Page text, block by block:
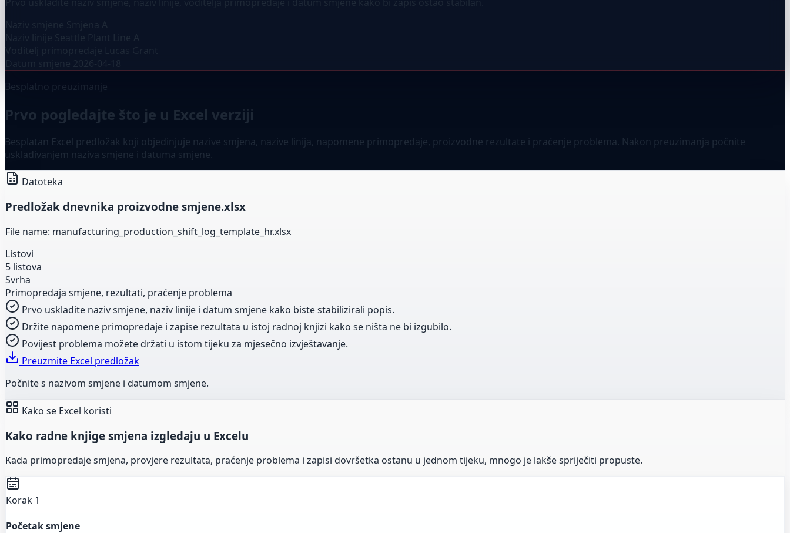
Naziv smjene
Smjena A
Naziv linije
Seattle Plant Line A
Voditelj primopredaje
Lucas Grant
Datum smjene 2026-04-18
Besplatno preuzimanje
Prvo pogledajte što je u Excel verziji
Besplatan Excel predložak koji objedinjuje nazive smjena, nazive linija, napomene primopredaje, proizvodne rezultate i praćenje problema. Nakon preuzimanja počnite
usklađivanjem naziva smjene i datuma smjene.
Datoteka
Predložak dnevnika proizvodne smjene.xlsx
File name: manufacturing_production_shift_log_template_hr.xlsx
Listovi
5 listova
Svrha
Primopredaja smjene, rezultati, praćenje problema
Prvo uskladite naziv smjene, naziv linije i datum smjene kako biste stabilizirali popis.
Držite napomene primopredaje i zapise rezultata u istoj radnoj knjizi kako se ništa ne bi izgubilo.
Povijest problema možete držati u istom tijeku za mjesečno izvještavanje.
Preuzmite Excel predložak
Počnite s nazivom smjene i datumom smjene.
Kako se Excel koristi
Kako radne knjige smjena izgledaju u Excelu
Kada primopredaje smjena, provjere rezultata, praćenje problema i zapisi dovršetka ostanu u jednom tijeku, mnogo je lakše spriječiti propuste.
Korak 1
Početak smjene